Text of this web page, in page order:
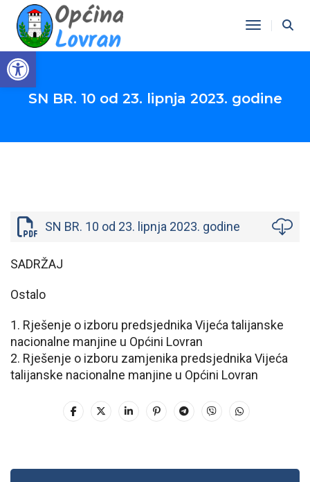
Open toolbar
Toggle
SN BR. 10 od 23. lipnja 2023. godine
SN BR. 10 od 23. lipnja 2023. godine
SADRŽAJ
Ostalo
1. Rješenje o izboru predsjednika Vijeća talijanske
nacionalne manjine u Općini Lovran
2. Rješenje o izboru zamjenika predsjednika Vijeća
talijanske nacionalne manjine u Općini Lovran